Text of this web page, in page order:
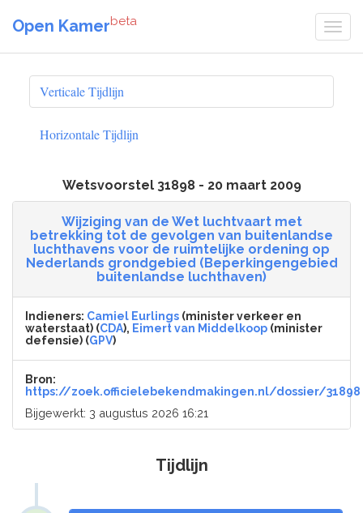
Open Kamerbeta
Verticale Tijdlijn
Horizontale Tijdlijn
Wetsvoorstel 31898 - 20 maart 2009
Wijziging van de Wet luchtvaart met
betrekking tot de gevolgen van buitenlandse
luchthavens voor de ruimtelijke ordening op
Nederlands grondgebied (Beperkingengebied
buitenlandse luchthaven)
Indieners: Camiel Eurlings (minister verkeer en
waterstaat) (CDA), Eimert van Middelkoop (minister
defensie) (GPV)
Bron:
https://zoek.officielebekendmakingen.nl/dossier/31898
Bijgewerkt: 3 augustus 2026 16:21
Tijdlijn